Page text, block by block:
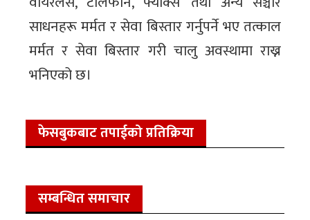
साधनहरू मर्मत र सेवा बिस्तार गर्नुपर्ने भए तत्काल
मर्मत र सेवा बिस्तार गरी चालु अवस्थामा राख्न
भनिएको छ।
फेसबुकबाट तपाईको प्रतिक्रिया
सम्बन्धित समाचार